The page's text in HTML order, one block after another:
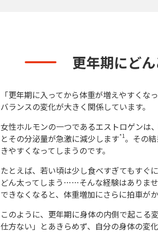
更年期にど
「更年期に入ってから体重が増えやすく
バランスの変化が大きく関係しています。
女性ホルモンの一つであるエストロゲンは
とその分泌量が急激に減少します*1。その
きやすくなってしまうのです。
たとえば、若い頃は少し食べすぎてもすぐ
どん太ってしまう……そんな経験はありま
できなくなると、体重増加にさらに拍車がか
このように、更年期に身体の内側で起こる
仕方ない」とあきらめず、自分の身体の変